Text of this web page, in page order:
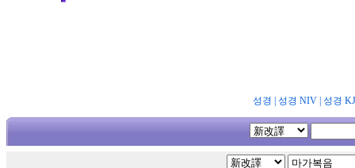
성경 성경 NIV| 성경